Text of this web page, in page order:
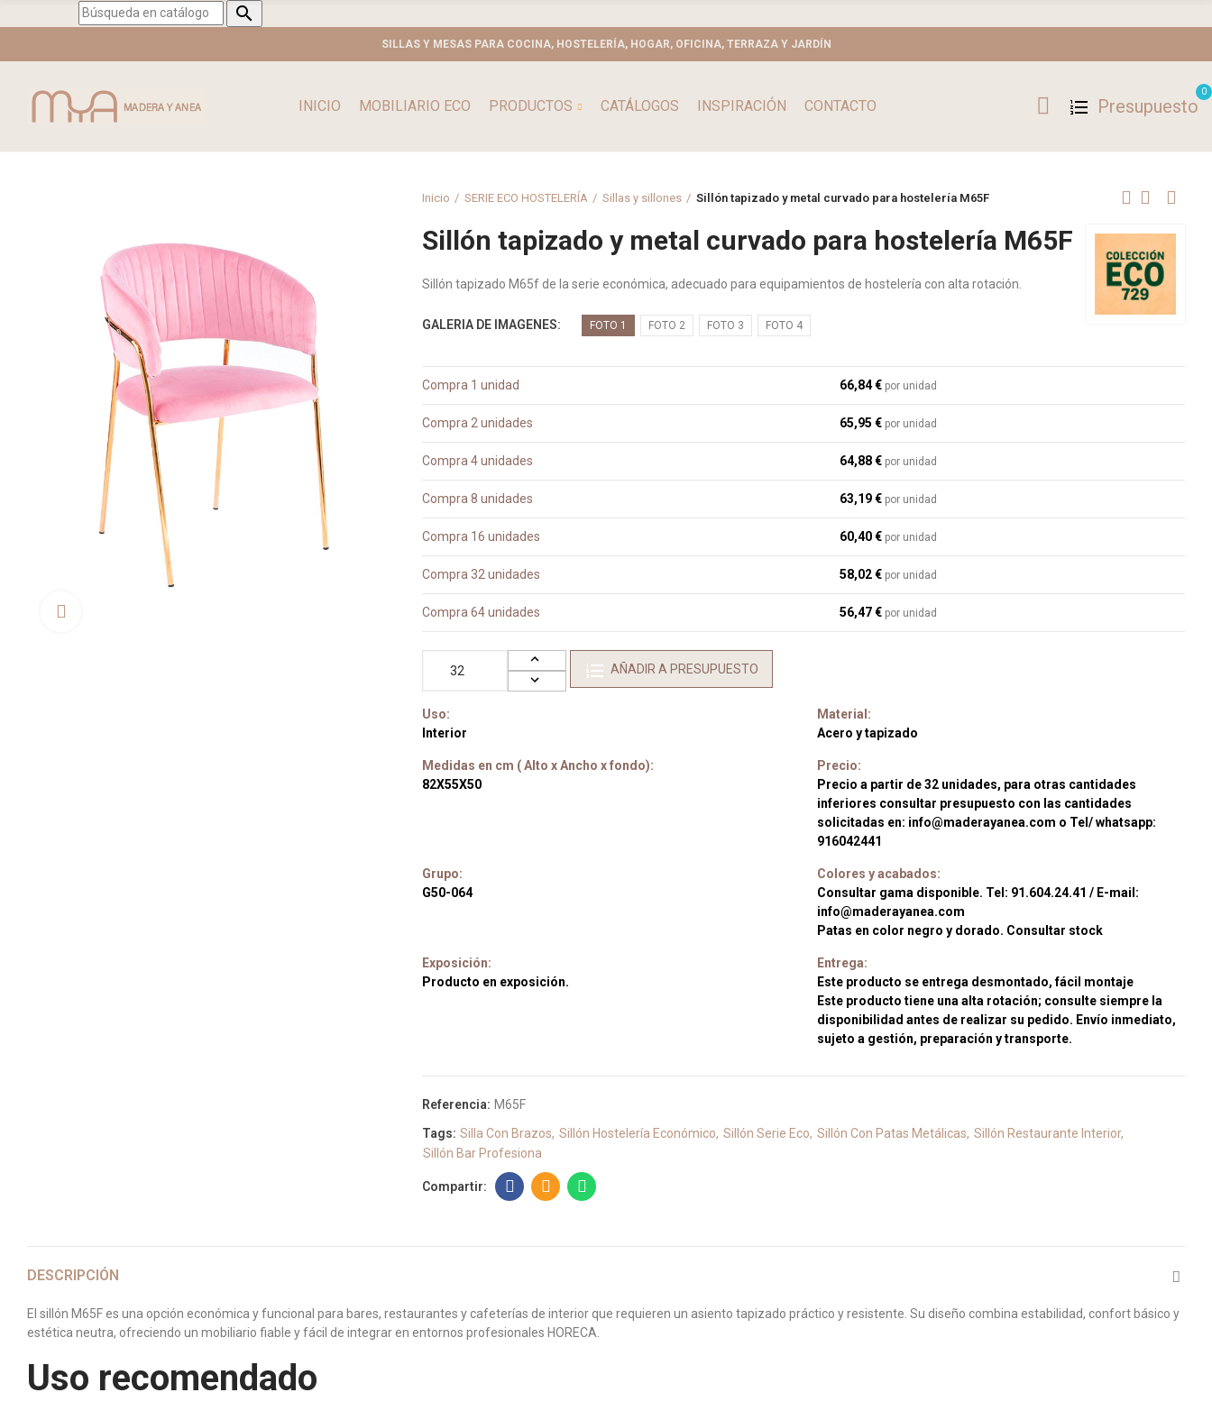

SILLAS Y MESAS PARA COCINA, HOSTELERÍA, HOGAR, OFICINA, TERRAZA Y JARDÍN
INICIO MOBILIARIO ECO PRODUCTOS CATÁLOGOS INSPIRACIÓN CONTACTO Presupuesto
0
Inicio SERIE ECO HOSTELERÍA Sillas y sillones Sillón tapizado y metal curvado para hostelería M65F
Sillón tapizado y metal curvado para hostelería M65F
Sillón tapizado M65f de la serie económica, adecuado para equipamientos de hostelería con alta rotación.
GALERIA DE IMAGENES FOTO 1 FOTO 2 FOTO 3 FOTO 4
Compra 1 unidad 66,84 € por unidad
Compra 2 unidades 65,95 € por unidad
Compra 4 unidades 64,88 € por unidad
Compra 8 unidades 63,19 € por unidad
Compra 16 unidades 60,40 € por unidad
Compra 32 unidades 58,02 € por unidad
Compra 64 unidades 56,47 € por unidad
AÑADIR A PRESUPUESTO
Uso:
Interior
Material:
Acero y tapizado
Medidas en cm ( Alto x Ancho x fondo):
82X55X50
Precio:
Precio a partir de 32 unidades, para otras cantidades
inferiores consultar presupuesto con las cantidades
solicitadas en: info@maderayanea.com o Tel/ whatsapp:
916042441
Grupo:
G50-064
Colores y acabados:
Consultar gama disponible. Tel: 91.604.24.41 / E-mail:
info@maderayanea.com
Patas en color negro y dorado. Consultar stock
Exposición:
Producto en exposición.
Entrega:
Este producto se entrega desmontado, fácil montaje
Este producto tiene una alta rotación; consulte siempre la
disponibilidad antes de realizar su pedido. Envío inmediato,
sujeto a gestión, preparación y transporte.
Referencia: M65F
Tags: Silla Con Brazos Sillón Hostelería Económico Sillón Serie Eco Sillón Con Patas Metálicas Sillón Restaurante Interior
Sillón Bar Profesiona
DESCRIPCIÓN
El sillón M65F es una opción económica y funcional para bares, restaurantes y cafeterías de interior que requieren un asiento tapizado práctico y resistente. Su diseño combina estabilidad, confort básico y
estética neutra, ofreciendo un mobiliario fiable y fácil de integrar en entornos profesionales HORECA.
Uso recomendado